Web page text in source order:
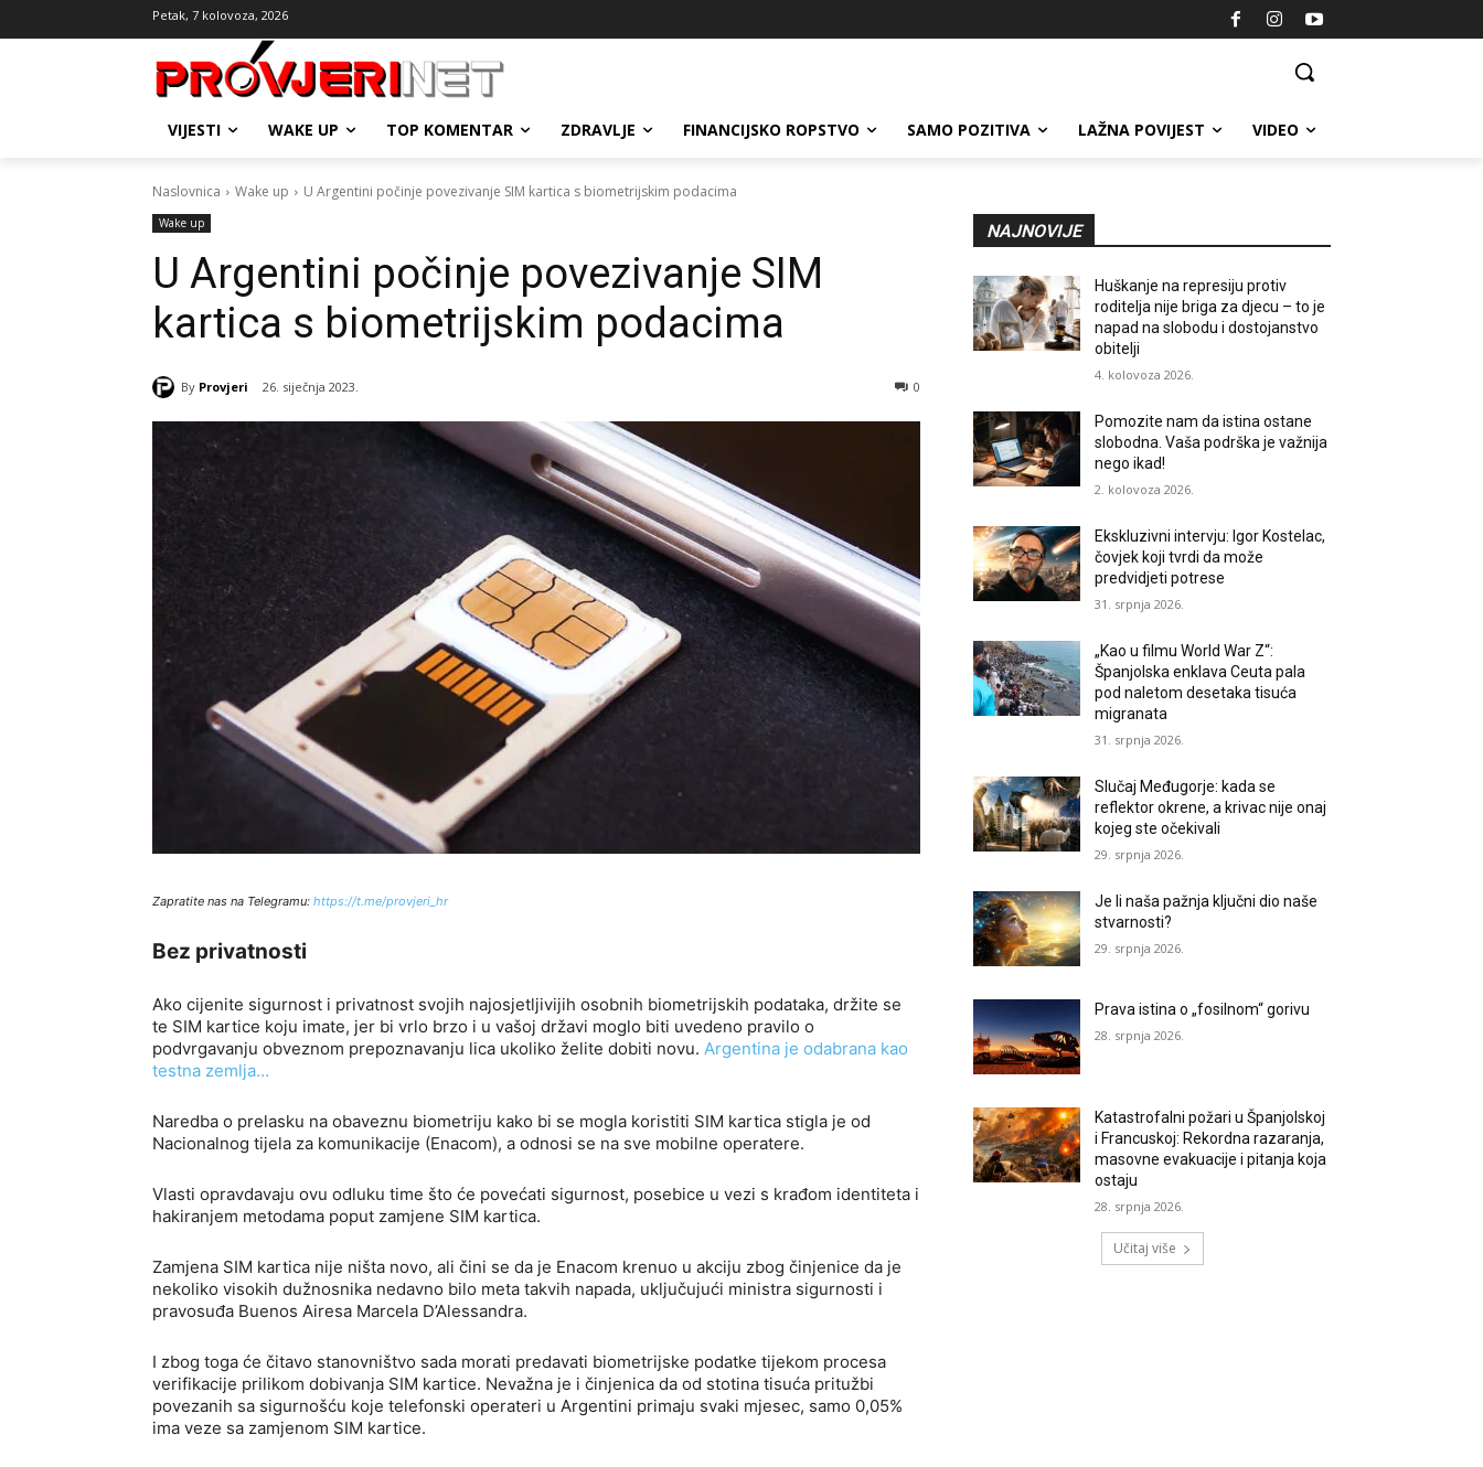
Petak, 7 kolovoza, 2026
VIJESTI WAKE UP TOP KOMENTAR ZDRAVLJE FINANCIJSKO ROPSTVO SAMO POZITIVA LAŽNA POVIJEST VIDEO
Naslovnica Wake up U Argentini počinje povezivanje SIM kartica s biometrijskim podacima
Wake up
U Argentini počinje povezivanje SIM
kartica s biometrijskim podacima
By Provjeri 26. siječnja 2023. 0
Zapratite nas na Telegramu: https://t.me/provjeri_hr
Bez privatnosti
Ako cijenite sigurnost i privatnost svojih najosjetljivijih osobnih biometrijskih podataka, držite se
te SIM kartice koju imate, jer bi vrlo brzo i u vašoj državi moglo biti uvedeno pravilo o
podvrgavanju obveznom prepoznavanju lica ukoliko želite dobiti novu. Argentina je odabrana kao
testna zemlja…
Naredba o prelasku na obaveznu biometriju kako bi se mogla koristiti SIM kartica stigla je od
Nacionalnog tijela za komunikacije (Enacom), a odnosi se na sve mobilne operatere.
Vlasti opravdavaju ovu odluku time što će povećati sigurnost, posebice u vezi s krađom identiteta i
hakiranjem metodama poput zamjene SIM kartica.
Zamjena SIM kartica nije ništa novo, ali čini se da je Enacom krenuo u akciju zbog činjenice da je
nekoliko visokih dužnosnika nedavno bilo meta takvih napada, uključujući ministra sigurnosti i
pravosuđa Buenos Airesa Marcela D’Alessandra.
I zbog toga će čitavo stanovništvo sada morati predavati biometrijske podatke tijekom procesa
verifikacije prilikom dobivanja SIM kartice. Nevažna je i činjenica da od stotina tisuća pritužbi
povezanih sa sigurnošću koje telefonski operateri u Argentini primaju svaki mjesec, samo 0,05%
ima veze sa zamjenom SIM kartice.
NAJNOVIJE
Huškanje na represiju protiv
roditelja nije briga za djecu – to je
napad na slobodu i dostojanstvo
obitelji
4. kolovoza 2026.
Pomozite nam da istina ostane
slobodna. Vaša podrška je važnija
nego ikad!
2. kolovoza 2026.
Ekskluzivni intervju: Igor Kostelac,
čovjek koji tvrdi da može
predvidjeti potrese
31. srpnja 2026.
„Kao u filmu World War Z“:
Španjolska enklava Ceuta pala
pod naletom desetaka tisuća
migranata
31. srpnja 2026.
Slučaj Međugorje: kada se
reflektor okrene, a krivac nije onaj
kojeg ste očekivali
29. srpnja 2026.
Je li naša pažnja ključni dio naše
stvarnosti?
29. srpnja 2026.
Prava istina o „fosilnom“ gorivu
28. srpnja 2026.
Katastrofalni požari u Španjolskoj
i Francuskoj: Rekordna razaranja,
masovne evakuacije i pitanja koja
ostaju
28. srpnja 2026.
Učitaj više